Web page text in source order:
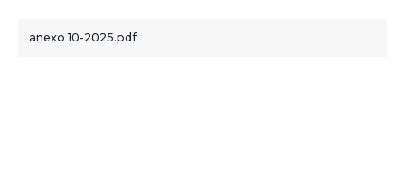
anexo 10-2025.pdf